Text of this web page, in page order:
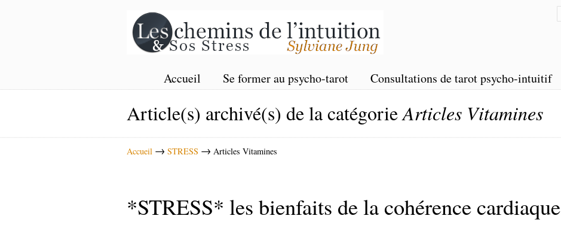
Accueil Se former au psycho-tarot Consultations de tarot psycho-intuitif
Article(s) archivé(s) de la catégorieArticles Vitamines
Accueil → STRESS → Articles Vitamines
*STRESS* les bienfaits de la cohérence cardiaque